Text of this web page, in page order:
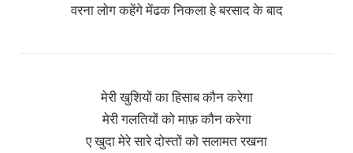
वरना लोग कहेंगे मेंढक निकला हे बरसाद के बाद
मेरी खुशियों का हिसाब कौन करेगा
मेरी गलतियों को माफ़ कौन करेगा
ए खुदा मेरे सारे दोस्तों को सलामत रखना